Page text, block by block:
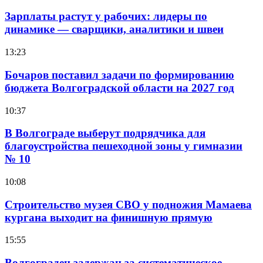
Зарплаты растут у рабочих: лидеры по
динамике — сварщики, аналитики и швеи
13:23
Бочаров поставил задачи по формированию
бюджета Волгоградской области на 2027 год
10:37
В Волгограде выберут подрядчика для
благоустройства пешеходной зоны у гимназии
№ 10
10:08
Строительство музея СВО у подножия Мамаева
кургана выходит на финишную прямую
15:55